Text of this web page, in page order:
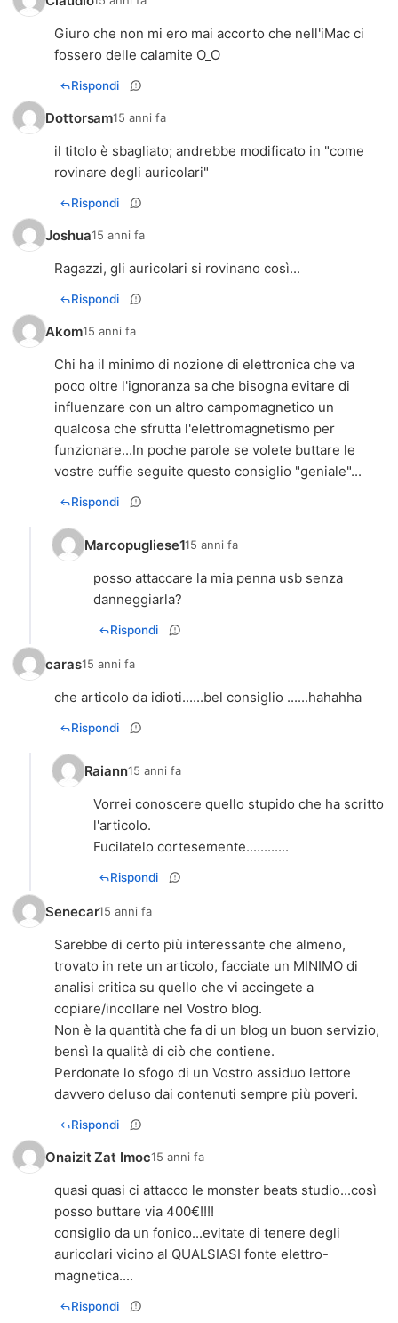
Giuro che non mi ero mai accorto che nell'iMac ci
fossero delle calamite O_O
Rispondi
Dottorsam15 anni fa
il titolo è sbagliato; andrebbe modificato in "come
rovinare degli auricolari"
Rispondi
Joshua15 anni fa
Ragazzi, gli auricolari si rovinano così...
Rispondi
Akom15 anni fa
Chi ha il minimo di nozione di elettronica che va
poco oltre l'ignoranza sa che bisogna evitare di
influenzare con un altro campomagnetico un
qualcosa che sfrutta l'elettromagnetismo per
funzionare...In poche parole se volete buttare le
vostre cuffie seguite questo consiglio "geniale"...
Rispondi
Marcopugliese115 anni fa
posso attaccare la mia penna usb senza
danneggiarla?
Rispondi
caras15 anni fa
che articolo da idioti......bel consiglio ......hahahha
Rispondi
Raiann15 anni fa
Vorrei conoscere quello stupido che ha scritto
l'articolo.
Fucilatelo cortesemente............
Rispondi
Senecar15 anni fa
Sarebbe di certo più interessante che almeno,
trovato in rete un articolo, facciate un MINIMO di
analisi critica su quello che vi accingete a
copiare/incollare nel Vostro blog.
Non è la quantità che fa di un blog un buon servizio,
bensì la qualità di ciò che contiene.
Perdonate lo sfogo di un Vostro assiduo lettore
Rispondi
Onaizit Zat Imoc15 anni fa
quasi quasi ci attacco le monster beats studio...così
posso buttare via 400€!!!!
consiglio da un fonico...evitate di tenere degli
auricolari vicino al QUALSIASI fonte elettro-
Rispondi